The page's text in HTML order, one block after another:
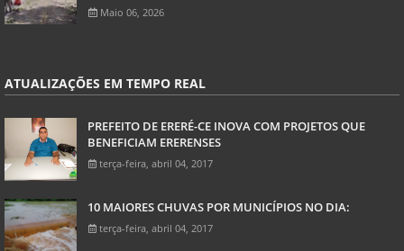
Maio 06, 2026
ATUALIZAÇÕES EM TEMPO REAL
PREFEITO DE ERERÉ-CE INOVA COM PROJETOS QUE
BENEFICIAM ERERENSES
terça-feira, abril 04, 2017
10 MAIORES CHUVAS POR MUNICÍPIOS NO DIA:
terça-feira, abril 04, 2017